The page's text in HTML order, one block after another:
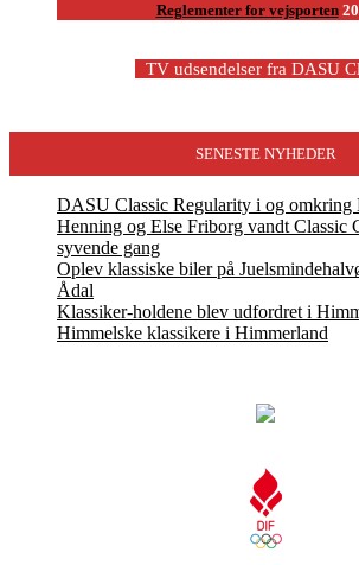
Reglementer for vejsporten
TV udsendelser fra DASU
SENESTE NYHEDER
DASU Classic Regularity i og omkring
Henning og Else Friborg vandt Classic
syvende gang
Oplev klassiske biler på
Ådal
Klassiker-holdene blev udfordret i
Himmelske klassikere i Himmerland